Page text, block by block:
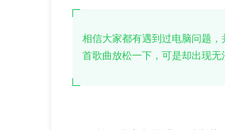
相信大家都有遇到过电脑问题
首歌曲放松一下，可是却出现